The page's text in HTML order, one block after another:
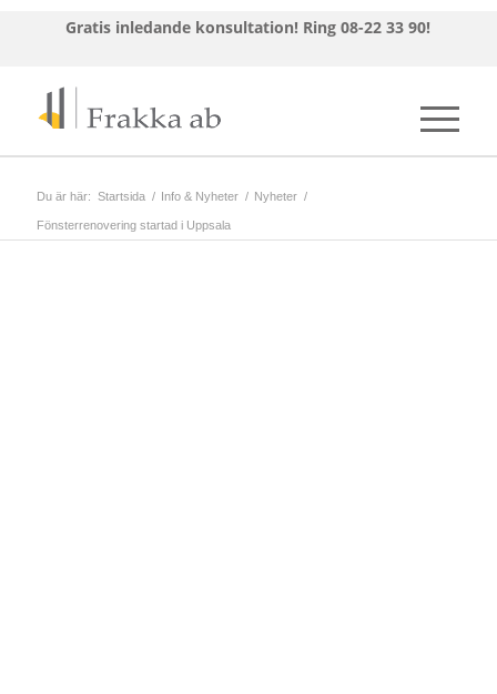
Gratis inledande konsultation! Ring 08-22 33 90!
Du är här: Startsida / Info & Nyheter / Nyheter /
Fönsterrenovering startad i Uppsala